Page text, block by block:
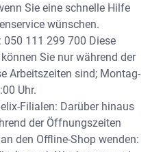
Sie eine schnelle Hilfe
wünschen.
111 299 700 Diese
Sie nur während der
Arbeitszeiten sind; Montag-
Uhr.
Filialen: Darüber hinaus
der Öffnungszeiten
den Offline-Shop wenden: